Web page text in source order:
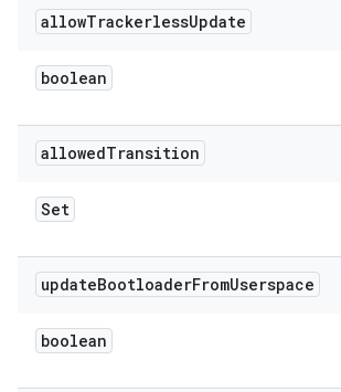
allowTrackerlessUpdate
boolean
allowedTransition
Set
updateBootloaderFromUserspace
boolean